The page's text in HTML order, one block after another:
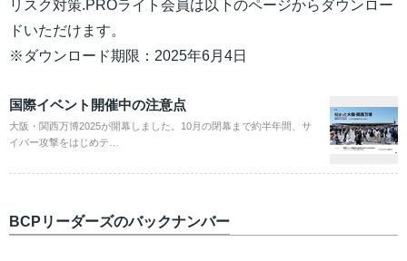
リスク対策.PROライト会員は以下のページからダウンロー
ドいただけます。
※ダウンロード期限：2025年6月4日
国際イベント開催中の注意点
大阪・関西万博2025が開幕しました。10月の閉幕まで約半年間、サ
イバー攻撃をはじめテ…
BCPリーダーズのバックナンバー